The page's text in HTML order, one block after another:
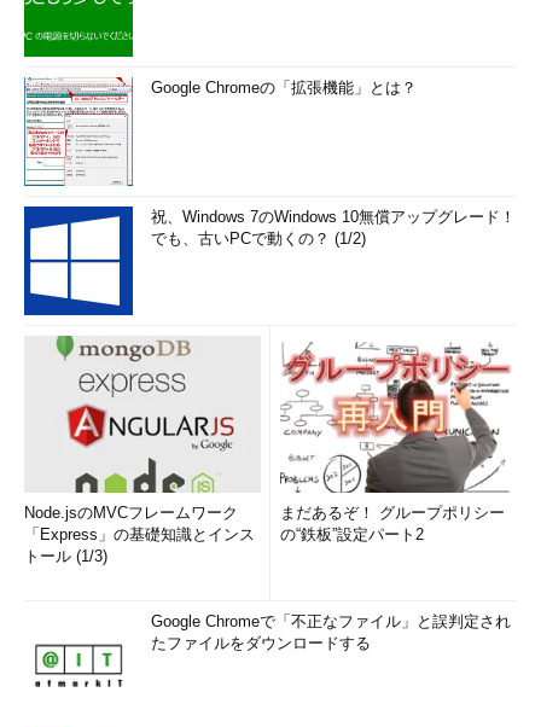
Google Chromeの「拡張機能」とは？
祝、Windows 7のWindows 10無償アップグレード！
でも、古いPCで動くの？ (1/2)
Node.jsのMVCフレームワーク
「Express」の基礎知識とインス
トール (1/3)
まだあるぞ！ グループポリシー
の“鉄板”設定パート2
Google Chromeで「不正なファイル」と誤判定され
たファイルをダウンロードする